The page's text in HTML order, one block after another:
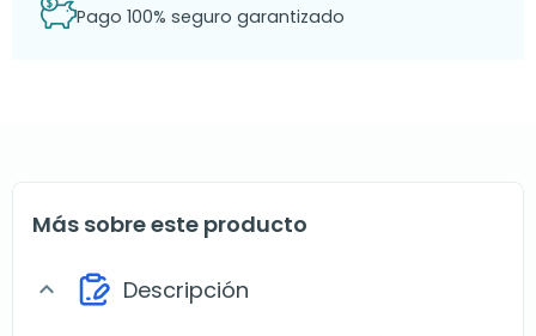
Pago 100% seguro garantizado
Más sobre este producto
expand_more Descripción